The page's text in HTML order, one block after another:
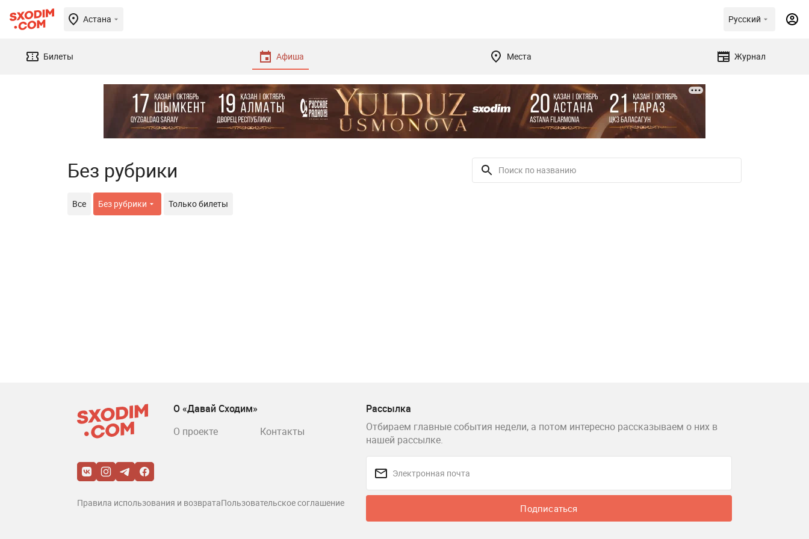
Астана Русский
Билеты Афиша Места Журнал
Без рубрики
Все Без рубрики Только билеты
Рассылка
Отбираем главные события недели, а потом интересно рассказываем о них в
нашей рассылке.
Подписаться
О «Давай Сходим»
О проекте
Контакты
Правила использования и возвратаПользовательское соглашение